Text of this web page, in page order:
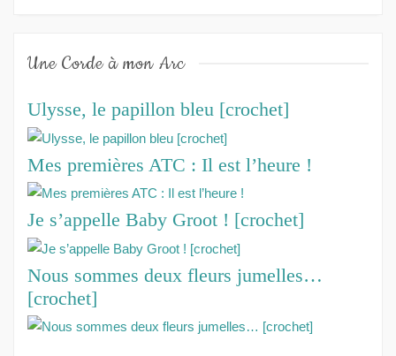
Une Corde à mon Arc
Ulysse, le papillon bleu [crochet]
Mes premières ATC : Il est l’heure !
Je s’appelle Baby Groot ! [crochet]
Nous sommes deux fleurs jumelles…
[crochet]